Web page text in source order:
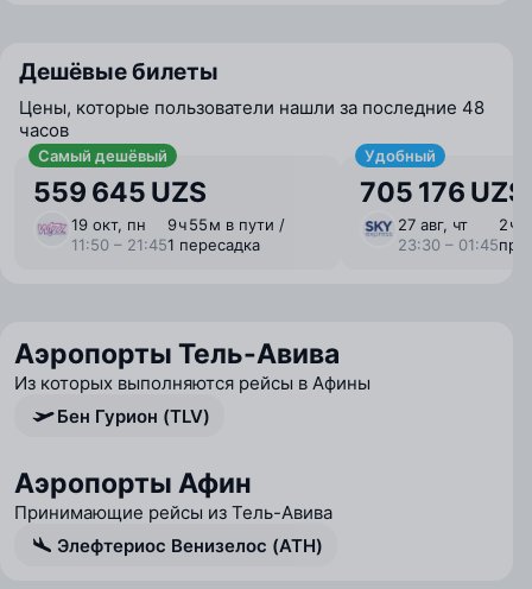
Дешёвые билеты
Цены, которые пользователи нашли за последние 48
часов
Самый дешёвый
559 645 UZS
19 окт, пн
11:50 – 21:45
9 ⁠ч 55 ⁠м в пути /
1 пересадка
Удобный
705 176 UZS
27 авг, чт
23:30 – 01:45
2 ⁠ч
Аэропорты Тель-Авива
Из которых выполняются рейсы в Афины
Бен Гурион (TLV)
Аэропорты Афин
Принимающие рейсы из Тель-Авива
Элефтериос Венизелос (ATH)